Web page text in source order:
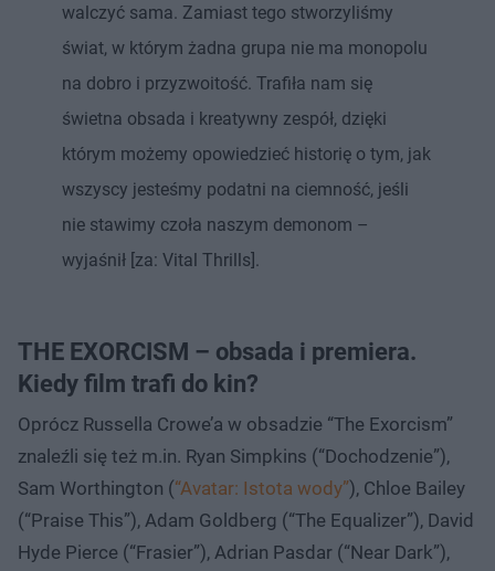
walczyć sama. Zamiast tego stworzyliśmy
świat, w którym żadna grupa nie ma monopolu
na dobro i przyzwoitość. Trafiła nam się
świetna obsada i kreatywny zespół, dzięki
którym możemy opowiedzieć historię o tym, jak
wszyscy jesteśmy podatni na ciemność, jeśli
nie stawimy czoła naszym demonom –
wyjaśnił [za: Vital Thrills].
THE EXORCISM – obsada i premiera.
Kiedy film trafi do kin?
Oprócz Russella Crowe’a w obsadzie “The Exorcism”
znaleźli się też m.in. Ryan Simpkins (“Dochodzenie”),
Sam Worthington (“Avatar: Istota wody”), Chloe Bailey
(“Praise This”), Adam Goldberg (“The Equalizer”), David
Hyde Pierce (“Frasier”), Adrian Pasdar (“Near Dark”),